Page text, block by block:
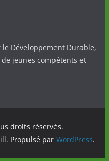
Développement Durable,
jeunes compétents et
droits réservés.
Propulsé parWordPress.